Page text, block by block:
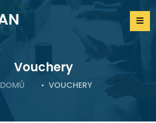
Vouchery
DOMŮ VOUCHERY